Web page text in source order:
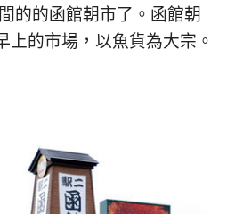
的的函館朝市了。函館朝
上的市場，以魚貨為大宗。